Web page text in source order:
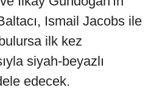
görev vermesi
derbisinde
sarı-kırmızılı ekibin